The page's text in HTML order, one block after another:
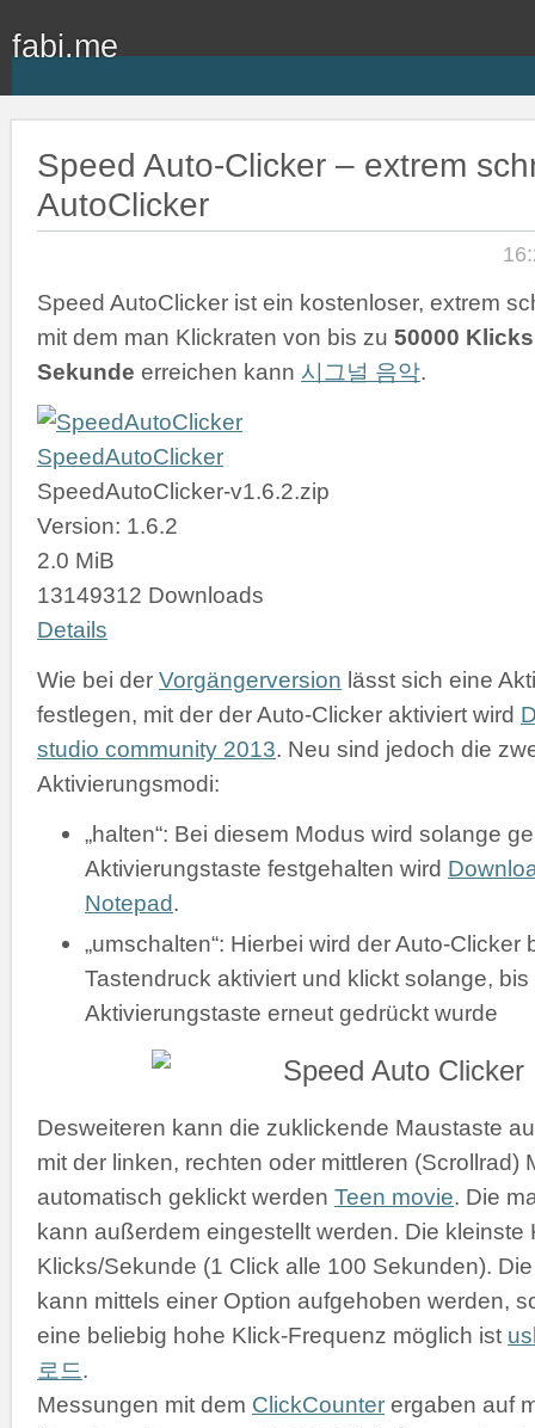
fabi.me
Speed Auto-Clicker – extrem
AutoClicker
Speed AutoClicker ist ein kostenloser, extrem
mit dem man Klickraten von bis zu 50000
Sekunde erreichen kann 시그널 음악.
SpeedAutoClicker
SpeedAutoClicker-v1.6.2.zip
Version: 1.6.2
2.0 MiB
13149312 Downloads
Details
Wie bei der Vorgängerversion lässt sich eine
festlegen, mit der der Auto-Clicker aktiviert wird
studio community 2013. Neu sind jedoch die
Aktivierungsmodi:
„halten“: Bei diesem Modus wird solange
Aktivierungstaste festgehalten wird
Notepad.
„umschalten“: Hierbei wird der Auto-Clicker
Tastendruck aktiviert und klickt solange, bis
Aktivierungstaste erneut gedrückt wurde
Desweiteren kann die zuklickende Maustaste
mit der linken, rechten oder mittleren (Scrollrad)
automatisch geklickt werden Teen movie. Die
kann außerdem eingestellt werden. Die kleinste
Klicks/Sekunde (1 Click alle 100 Sekunden).
kann mittels einer Option aufgehoben werden,
eine beliebig hohe Klick-Frequenz möglich ist
로드.
Messungen mit dem ClickCounter ergaben auf